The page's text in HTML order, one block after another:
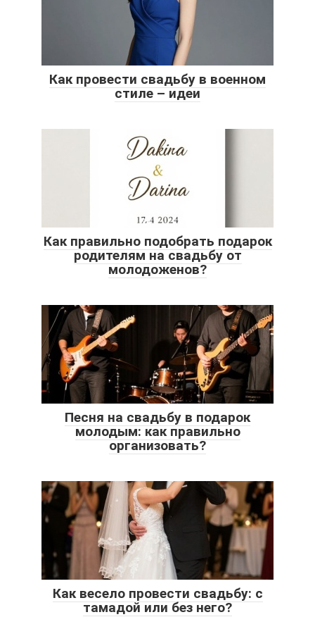
Как провести свадьбу в военном
стиле – идеи
Как правильно подобрать подарок
родителям на свадьбу от
молодоженов?
Песня на свадьбу в подарок
молодым: как правильно
организовать?
Как весело провести свадьбу: с
тамадой или без него?